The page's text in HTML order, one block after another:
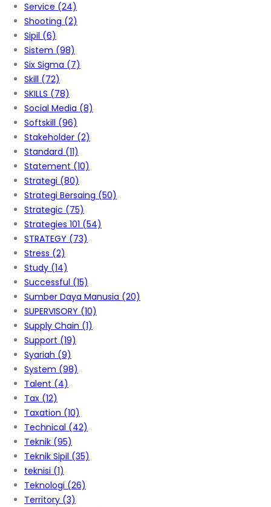
Service (24)
Shooting (2)
Sipil (6)
Sistem (98)
Six Sigma (7)
Skill (72)
SKILLS (78)
Social Media (8)
Softskill (96)
Stakeholder (2)
Standard (11)
Statement (10)
Strategi (80)
Strategi Bersaing (50)
Strategic (75)
Strategies 101 (54)
STRATEGY (73)
Stress (2)
Study (14)
Successful (15)
Sumber Daya Manusia (20)
SUPERVISORY (10)
Supply Chain (1)
Support (19)
Syariah (9)
System (98)
Talent (4)
Tax (12)
Taxation (10)
Technical (42)
Teknik (95)
Teknik Sipil (35)
teknisi (1)
Teknologi (26)
Territory (3)